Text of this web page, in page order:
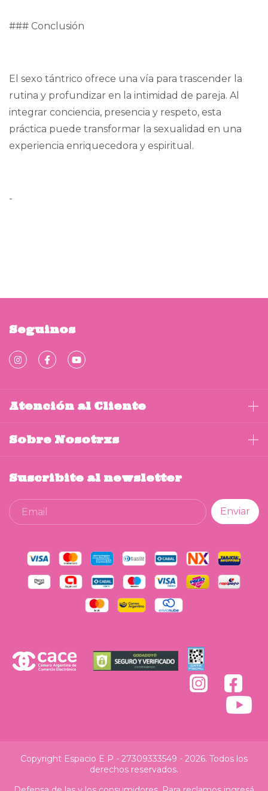
### Conclusión
El sexo tántrico ofrece una vía para trascender la
rutina y profundizar en la intimidad de pareja. Al
integrar conciencia, presencia y respeto, esta
práctica puede transformar la sexualidad en una
experiencia enriquecedora y espiritual.
-
Seguinos
Atención al Cliente
Sobre Nosotrxs
Suscribite al newsletter
Copyright Espacio E P - 27309333549 - 2026. Todos los
derechos reservados.